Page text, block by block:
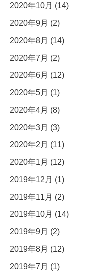
2020年10月 (14)
2020年9月 (2)
2020年8月 (14)
2020年7月 (2)
2020年6月 (12)
2020年5月 (1)
2020年4月 (8)
2020年3月 (3)
2020年2月 (11)
2020年1月 (12)
2019年12月 (1)
2019年11月 (2)
2019年10月 (14)
2019年9月 (2)
2019年8月 (12)
2019年7月 (1)